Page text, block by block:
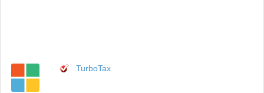
TurboTax